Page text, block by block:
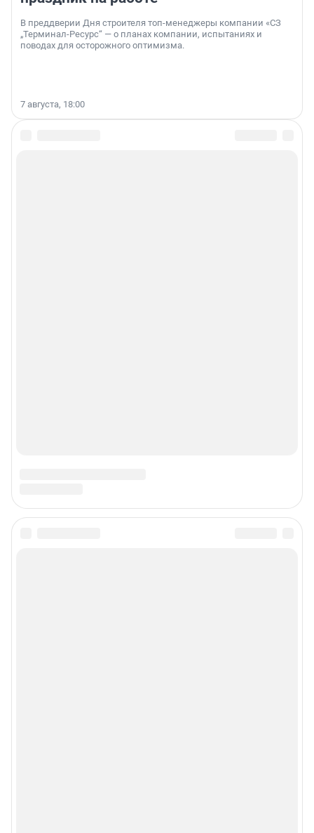
В преддверии Дня строителя топ-менеджеры компании «СЗ
„Терминал-Ресурс“ — о планах компании, испытаниях и
поводах для осторожного оптимизма.
7 августа, 18:00